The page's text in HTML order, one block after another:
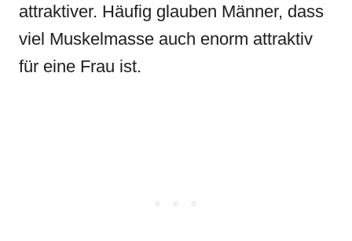
attraktiver. Häufig glauben Männer, dass
viel Muskelmasse auch enorm attraktiv
für eine Frau ist.